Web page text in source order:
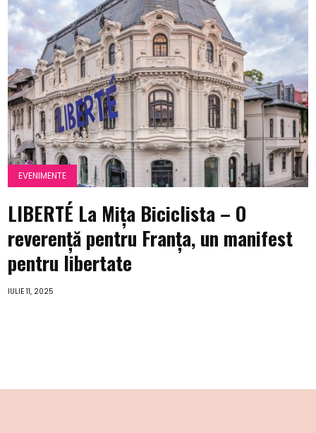
EVENIMENTE
LIBERTÉ La Mița Biciclista – O
reverență pentru Franța, un manifest
pentru libertate
IULIE 11, 2025